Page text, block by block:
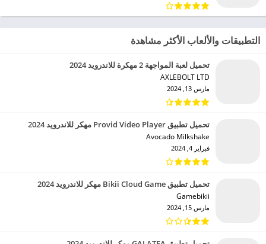
التطبيقات والألعاب الأكثر مشاهدة
تحميل لعبة المواجهة 2 مهكرة للاندرويد 2024
AXLEBOLT LTD‏
مارس 13, 2024
تحميل تطبيق Provid Video Player مهكر للاندرويد 2024
Avocado Milkshake‏
فبراير 4, 2024
تحميل تطبيق Bikii Cloud Game مهكر للاندرويد 2024
Gamebikii‏
مارس 15, 2024